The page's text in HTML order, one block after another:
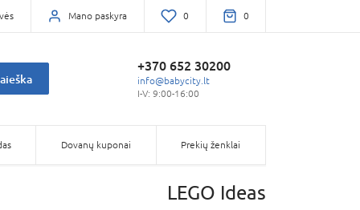
Mano paskyra 0 0
+370 652 30200
info@babycity.lt
I-V: 9:00-16:00
Dovanų kuponai Prekių ženklai
LEGO Ideas